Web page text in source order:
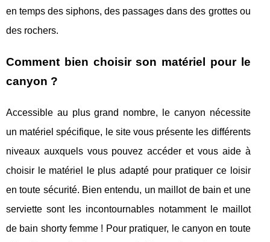
en temps des siphons, des passages dans des grottes ou
des rochers.
Comment bien choisir son matériel pour le
canyon ?
Accessible au plus grand nombre, le canyon nécessite
un matériel spécifique, le site vous présente les différents
niveaux auxquels vous pouvez accéder et vous aide à
choisir le matériel le plus adapté pour pratiquer ce loisir
en toute sécurité. Bien entendu, un maillot de bain et une
serviette sont les incontournables notamment le maillot
de bain shorty femme ! Pour pratiquer, le canyon en toute